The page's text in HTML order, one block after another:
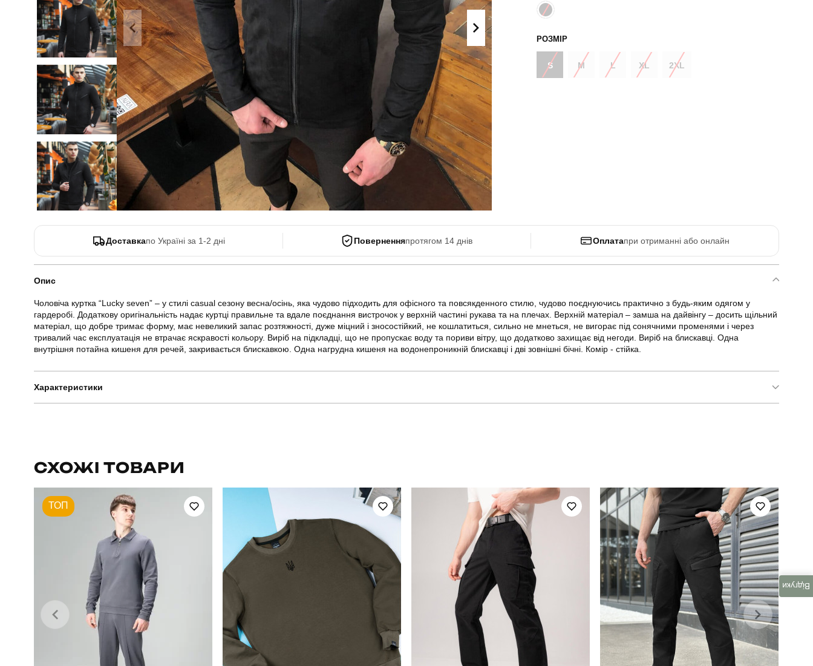
Сорочки
Футболки
Майки
ХУДІ, СВІТШОТИ, СВЕТРИ
Кофти
Светри
Світшоти
Боді
РОЗМІР
S M L XL 2XL
Доставкапо Україні за 1-2 дні Поверненняпротягом 14 днів Оплатапри отриманні або онлайн
Опис
Чоловіча куртка “Lucky seven” – у стилі casual сезону весна/осінь, яка чудово підходить для офісного та повсякденного стилю, чудово поєднуючись практично з будь-яким одягом у
гардеробі. Додаткову оригінальність надає куртці правильне та вдале поєднання вистрочок у верхній частині рукава та на плечах. Верхній матеріал – замша на дайвінгу – досить щільний
матеріал, що добре тримає форму, має невеликий запас розтяжності, дуже міцний і зносостійкий, не кошлатиться, сильно не мнеться, не вигорає під сонячними променями і через
тривалий час експлуатація не втрачає яскравості кольору. Виріб на підкладці, що не пропускає воду та пориви вітру, що додатково захищає від негоди. Виріб на блискавці. Одна
внутрішня потайна кишеня для речей, закривається блискавкою. Одна нагрудна кишеня на водонепроникній блискавці і дві зовнішні бічні. Комір - стійка.
Характеристики
Стать
Сезон весна чорний
замша Країна - виробник україна
СХОЖІ ТОВАРИ
ТОП
Відгуки